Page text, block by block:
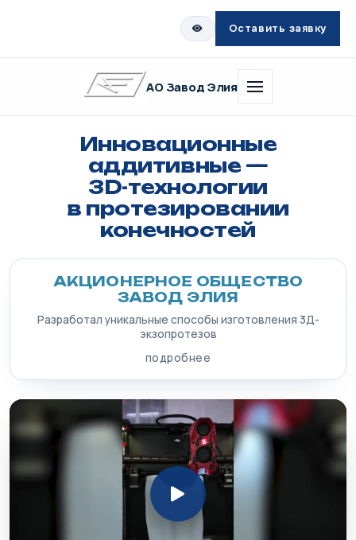
Оставить заявку
АО Завод Элия
Инновационные
аддитивные —
3D-технологии
в протезировании
конечностей
АКЦИОНЕРНОЕ ОБЩЕСТВО
ЗАВОД ЭЛИЯ
Разработал уникальные способы изготовления 3Д-
экзопротезов
подробнее